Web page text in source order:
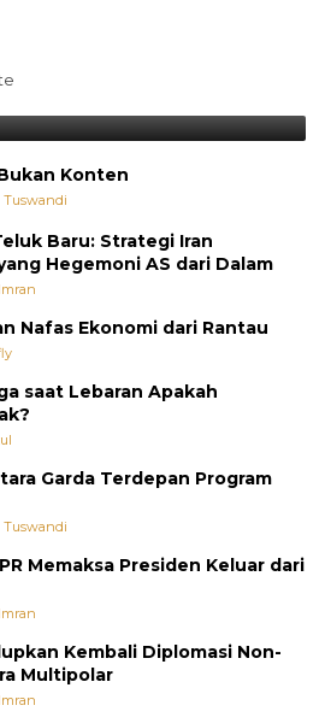
tetapi Jepang Selalu
Kejutan
Konten
Tuswandi
Baru: Strategi Iran
Hegemoni AS dari Dalam
Nafas Ekonomi dari Rantau
saat Lebaran Apakah
Garda Terdepan Program
Tuswandi
Memaksa Presiden Keluar dari
Kembali Diplomasi Non-
Multipolar